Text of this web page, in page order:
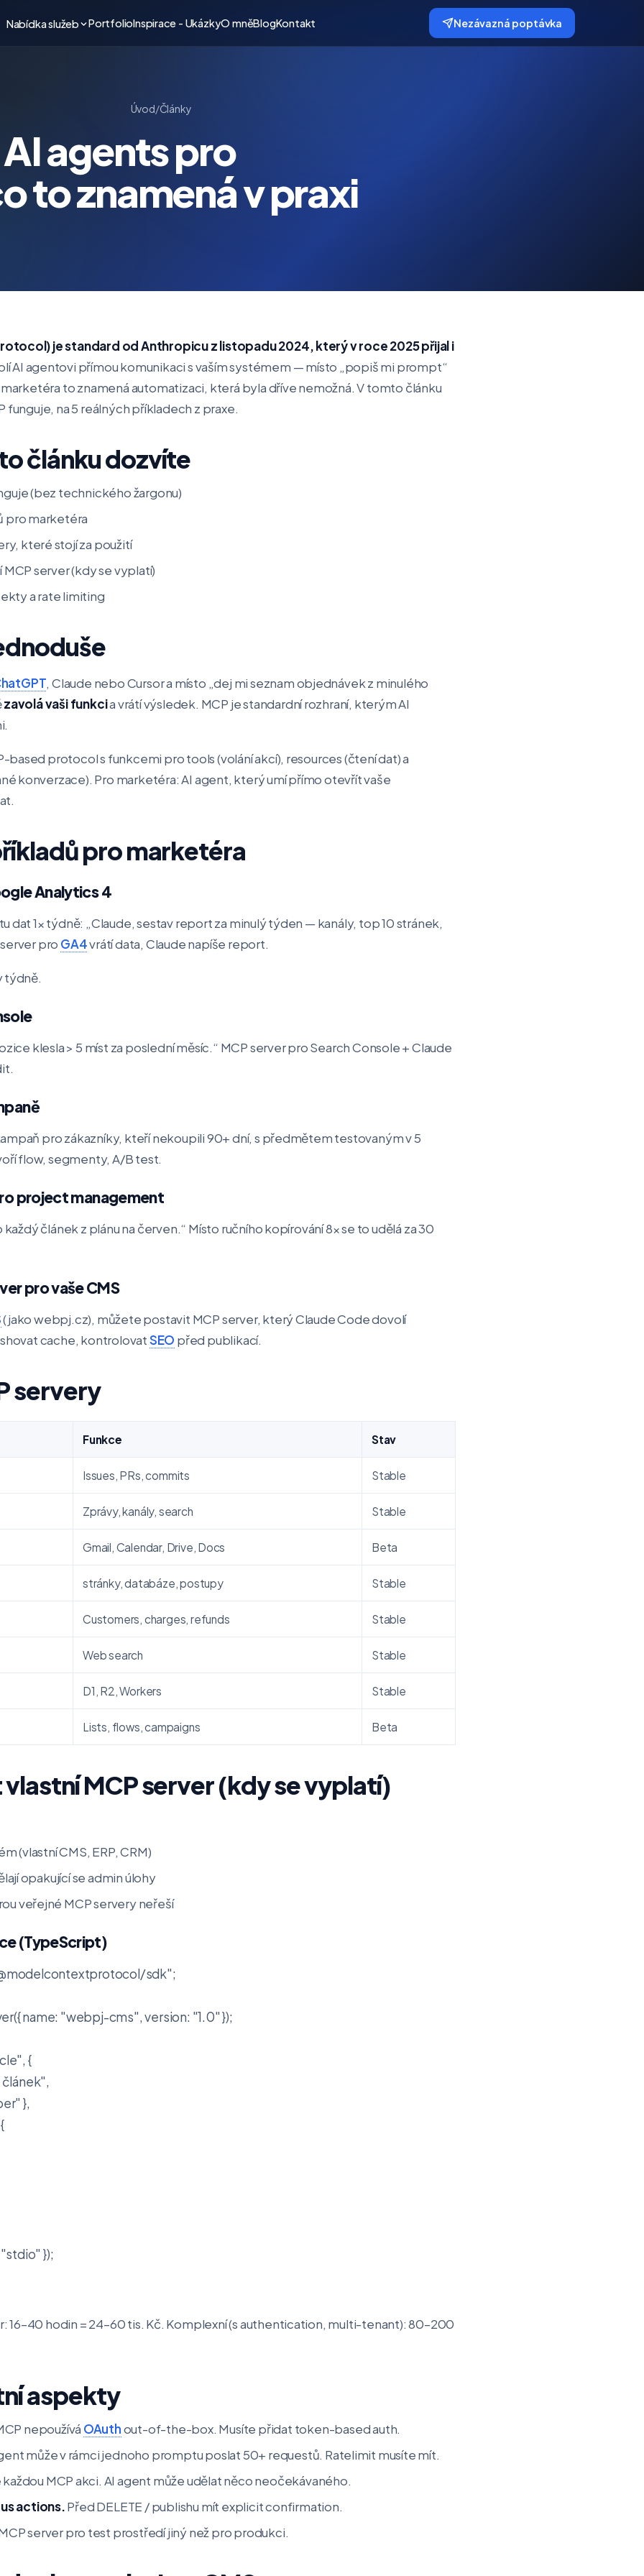
Nabídka služeb PortfolioInspirace - UkázkyO mněBlogKontakt Nezávazná poptávka
Úvod/Články
agents pro
to znamená v praxi
je standard od Anthropicu z listopadu 2024, který v roce 2025 přijal i
AI agentovi přímou komunikaci s vaším systémem — místo „popiš mi prompt“
to znamená automatizaci, která byla dříve nemožná. V tomto článku
funguje, na 5 reálných příkladech z praxe.
článku dozvíte
(bez technického žargonu)
pro marketéra
které stojí za použití
server (kdy se vyplatí)
a rate limiting
, Claude nebo Cursor a místo „dej mi seznam objednávek z minulého
zavolá vaši funkcia vrátí výsledek. MCP je standardní rozhraní, kterým AI
based protocol s funkcemi pro tools (volání akcí), resources (čtení dat) a
konverzace). Pro marketéra: AI agent, který umí přímo otevřít vaše
pro marketéra
Analytics 4
dat 1× týdně: „Claude, sestav report za minulý týden — kanály, top 10 stránek,
pro GA4vrátí data, Claude napíše report.
týdně.
klesla > 5 míst za poslední měsíc.“ MCP server pro Search Console + Claude
pro zákazníky, kteří nekoupili 90+ dní, s předmětem testovaným v 5
flow, segmenty, A/B test.
project management
článek z plánu na červen.“ Místo ručního kopírování 8× se to udělá za 30
pro vaše CMS
(jako webpj.cz), můžete postavit MCP server, který Claude Code dovolí
cache, kontrolovatSEO před publikací.
servery
Funkce Stav
Issues, PRs, commits Stable
Zprávy, kanály, search Stable
Gmail, Calendar, Drive, Docs Beta
stránky, databáze, postupy Stable
Customers, charges, refunds Stable
Web search Stable
D1, R2, Workers Stable
Lists, flows, campaigns Beta
MCP server (kdy se vyplatí)
(vlastní CMS, ERP, CRM)
opakující se admin úlohy
veřejné MCP servery neřeší
(TypeScript)
sdk";
name: "webpj-cms", version: "1.0" });
{
článek",
},
});
16–40 hodin = 24–60 tis. Kč. Komplexní (s authentication, multi-tenant): 80–200
aspekty
nepoužívá OAuthout-of-the-box. Musíte přidat token-based auth.
může v rámci jednoho promptu poslat 50+ requestů. Ratelimit musíte mít.
MCP akci. AI agent může udělat něco neočekávaného.
actions.Před DELETE / publishu mít explicit confirmation.
server pro test prostředí jiný než pro produkci.